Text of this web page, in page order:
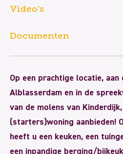
Video’s
Documenten
Op een prachtige locatie, aan
Alblasserdam en in de
van de molens van
(starters)woning aanbieden!
heeft u een keuken, een
een inpandige berging/